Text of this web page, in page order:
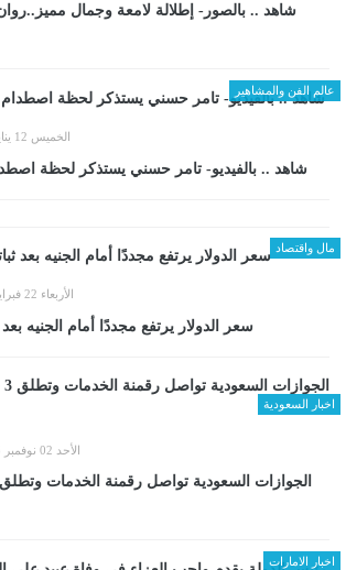
شاهد .. بالصور- إطلالة لامعة وجمال
عالم الفن والمشاهير
الخميس 12 يناير 2023 11:59 مساءً
شاهد .. بالفيديو- تامر حسني يستذكر لحظة
مال واقتصاد
الأربعاء 22 فبراير 2023 11:36 صباحاً
سعر الدولار يرتفع مجددًا أمام الجنيه
اخبار السعودية
الأحد 02 نوفمبر 2025 10:22 مساءً
اخبار الامارات